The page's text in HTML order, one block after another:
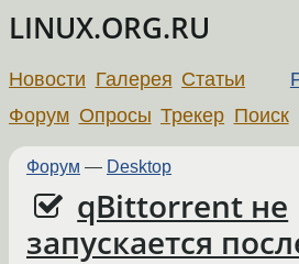
LINUX.ORG.RU
Новости Галерея Статьи
Форум Опросы Трекер Поиск
Форум — Desktop
qBittorrent не
запускается